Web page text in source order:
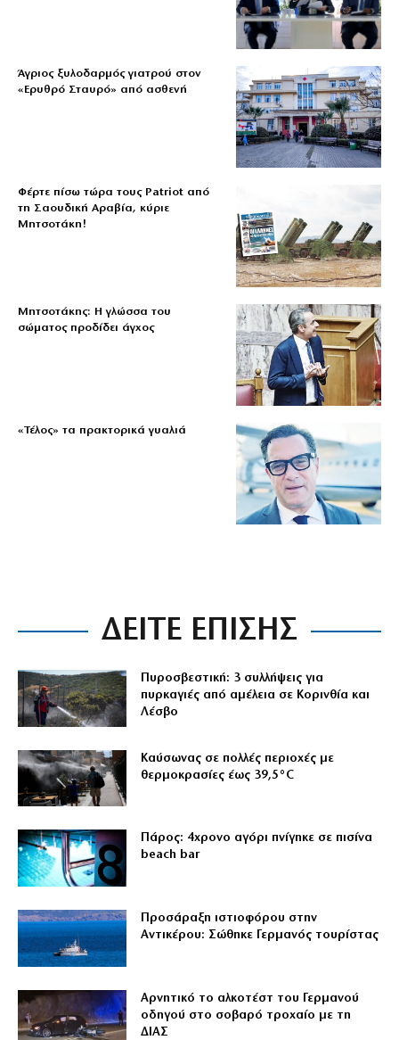
Άγριος ξυλοδαρμός γιατρού στον
«Ερυθρό Σταυρό» από ασθενή
Φέρτε πίσω τώρα τους Patriot από
τη Σαουδική Αραβία, κύριε
Μητσοτάκη!
Μητσοτάκης: Η γλώσσα του
σώματος προδίδει άγχος
«Τέλος» τα πρακτορικά γυαλιά
ΔΕΙΤΕ ΕΠΙΣΗΣ
Πυροσβεστική: 3 συλλήψεις για
πυρκαγιές από αμέλεια σε Κορινθία και
Λέσβο
Καύσωνας σε πολλές περιοχές με
θερμοκρασίες έως 39,5°C
Πάρος: 4χρονο αγόρι πνίγηκε σε πισίνα
beach bar
Προσάραξη ιστιοφόρου στην
Αντικέρου: Σώθηκε Γερμανός τουρίστας
Αρνητικό το αλκοτέστ του Γερμανού
οδηγού στο σοβαρό τροχαίο με τη
ΔΙΑΣ